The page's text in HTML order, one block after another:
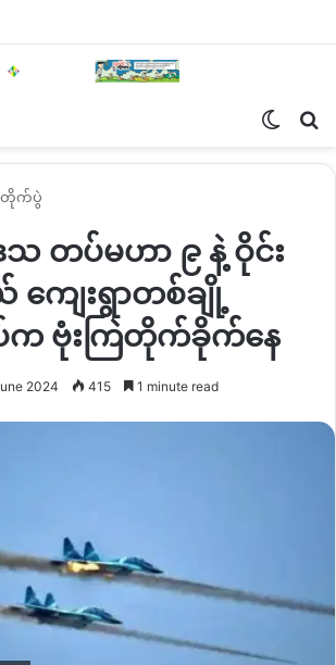
တိုက်ပွဲ
သ တပ်မဟာ ၉ နဲ့ ဝိုင်း
ကျေးရွာတစ်ချို့
က ဗုံးကြဲတိုက်ခိုက်နေ
2024 415 1 minute read